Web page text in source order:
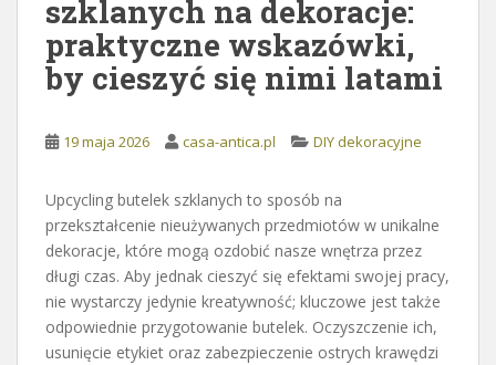
szklanych na dekoracje:
praktyczne wskazówki,
by cieszyć się nimi latami
19 maja 2026 casa-antica.pl DIY dekoracyjne
Upcycling butelek szklanych to sposób na
przekształcenie nieużywanych przedmiotów w unikalne
dekoracje, które mogą ozdobić nasze wnętrza przez
długi czas. Aby jednak cieszyć się efektami swojej pracy,
nie wystarczy jedynie kreatywność; kluczowe jest także
odpowiednie przygotowanie butelek. Oczyszczenie ich,
usunięcie etykiet oraz zabezpieczenie ostrych krawędzi